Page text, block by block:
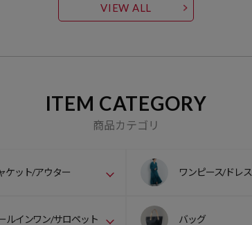
VIEW ALL
ITEM CATEGORY
商品カテゴリ
ケット/アウター ワンピース/ドレス
ルインワン/サロペット バッグ